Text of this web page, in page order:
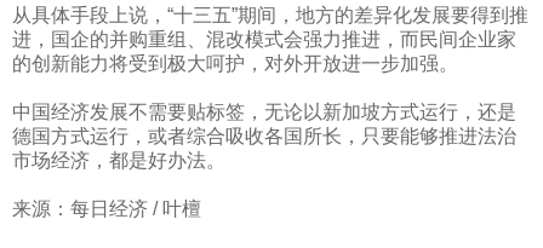
从具体手段上说，“十三五”期间，地方的差异化发展要得到推
进，国企的并购重组、混改模式会强力推进，而民间企业家
的创新能力将受到极大呵护，对外开放进一步加强。
中国经济发展不需要贴标签，无论以新加坡方式运行，还是
德国方式运行，或者综合吸收各国所长，只要能够推进法治
市场经济，都是好办法。
来源：每日经济 / 叶檀